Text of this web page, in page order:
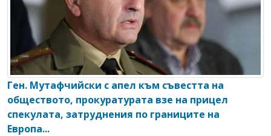
Ген. Мутафчийски с апел към съвестта на
обществото, прокуратурата взе на прицел
спекулата, затруднения по границите на
Европа...